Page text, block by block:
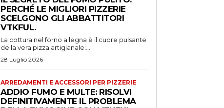
PERCHÉ LE MIGLIORI PIZZERIE
SCELGONO GLI ABBATTITORI
VTKFUL.
La cottura nel forno a legna è il cuore pulsante
della vera pizza artigianale:...
28 Luglio 2026
ARREDAMENTI E ACCESSORI PER PIZZERIE
ADDIO FUMO E MULTE: RISOLVI
DEFINITIVAMENTE IL PROBLEMA